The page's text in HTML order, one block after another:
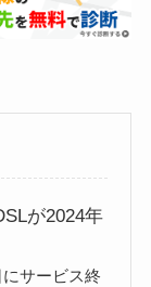
が2024年
サービス終